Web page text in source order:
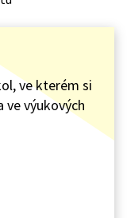
ve kterém si
výukových